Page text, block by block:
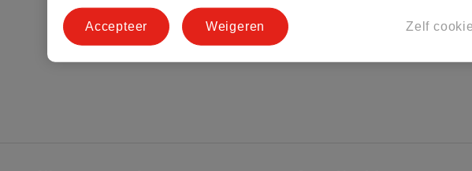
Zelf
Weigeren
Accepteer